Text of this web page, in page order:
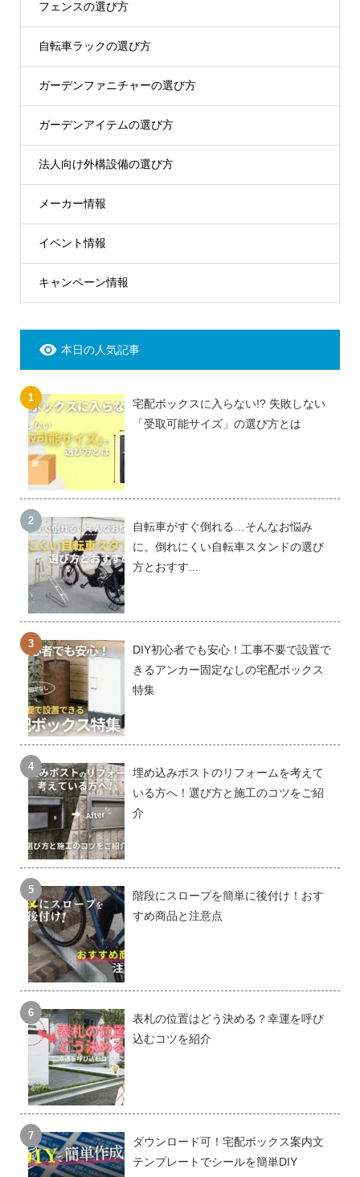
フェンスの選び方
自転車ラックの選び方
ガーデンファニチャーの選び方
ガーデンアイテムの選び方
法人向け外構設備の選び方
メーカー情報
イベント情報
キャンペーン情報
本日の人気記事
宅配ボックスに入らない!? 失敗しない
「受取可能サイズ」の選び方とは
自転車がすぐ倒れる…そんなお悩み
に。倒れにくい自転車スタンドの選び
方とおすす...
DIY初心者でも安心！工事不要で設置で
きるアンカー固定なしの宅配ボックス
特集
埋め込みポストのリフォームを考えて
いる方へ！選び方と施工のコツをご紹
介
階段にスロープを簡単に後付け！おす
すめ商品と注意点
表札の位置はどう決める？幸運を呼び
込むコツを紹介
ダウンロード可！宅配ボックス案内文
テンプレートでシールを簡単DIY